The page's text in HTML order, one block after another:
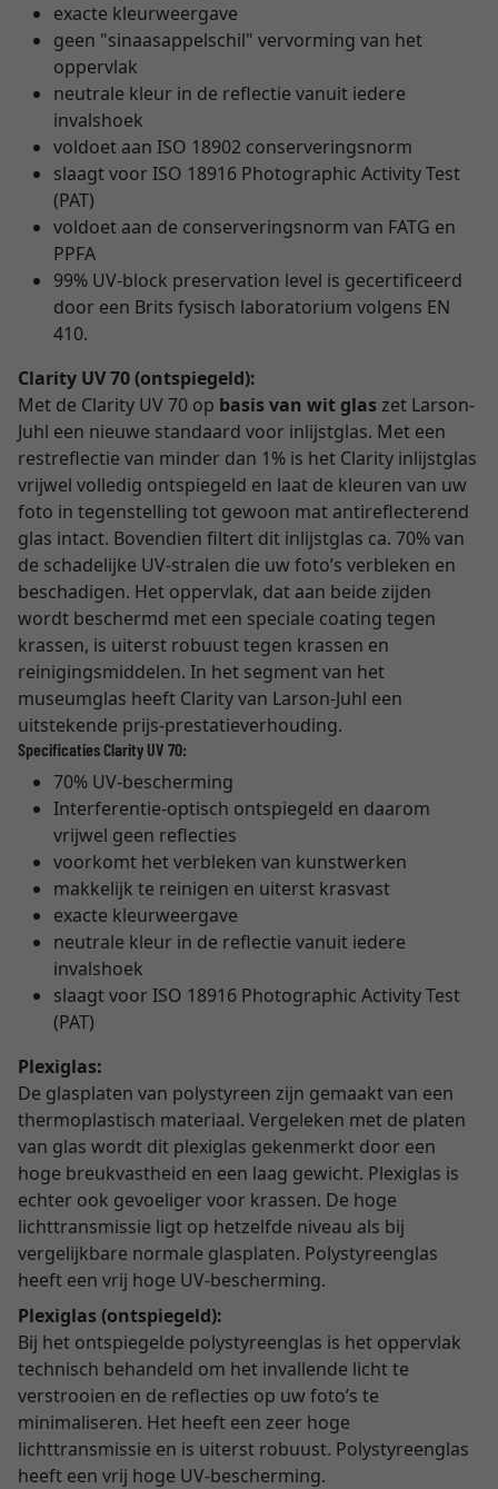
exacte kleurweergave
geen "sinaasappelschil" vervorming van het
oppervlak
neutrale kleur in de reflectie vanuit iedere
invalshoek
voldoet aan ISO 18902 conserveringsnorm
slaagt voor ISO 18916 Photographic Activity Test
(PAT)
voldoet aan de conserveringsnorm van FATG en
PPFA
99% UV-block preservation level is gecertificeerd
door een Brits fysisch laboratorium volgens EN
410.
Clarity UV 70 (ontspiegeld):
Met de Clarity UV 70 op basis van wit glaszet Larson-
Juhl een nieuwe standaard voor inlijstglas. Met een
restreflectie van minder dan 1% is het Clarity inlijstglas
vrijwel volledig ontspiegeld en laat de kleuren van uw
foto in tegenstelling tot gewoon mat antireflecterend
glas intact. Bovendien filtert dit inlijstglas ca. 70% van
de schadelijke UV-stralen die uw foto’s verbleken en
beschadigen. Het oppervlak, dat aan beide zijden
wordt beschermd met een speciale coating tegen
krassen, is uiterst robuust tegen krassen en
reinigingsmiddelen. In het segment van het
museumglas heeft Clarity van Larson-Juhl een
uitstekende prijs-prestatieverhouding.
Specificaties Clarity UV 70:
70% UV-bescherming
Interferentie-optisch ontspiegeld en daarom
vrijwel geen reflecties
voorkomt het verbleken van kunstwerken
makkelijk te reinigen en uiterst krasvast
exacte kleurweergave
neutrale kleur in de reflectie vanuit iedere
invalshoek
slaagt voor ISO 18916 Photographic Activity Test
(PAT)
Plexiglas:
De glasplaten van polystyreen zijn gemaakt van een
thermoplastisch materiaal. Vergeleken met de platen
van glas wordt dit plexiglas gekenmerkt door een
hoge breukvastheid en een laag gewicht. Plexiglas is
echter ook gevoeliger voor krassen. De hoge
lichttransmissie ligt op hetzelfde niveau als bij
vergelijkbare normale glasplaten. Polystyreenglas
heeft een vrij hoge UV-bescherming.
Plexiglas (ontspiegeld):
Bij het ontspiegelde polystyreenglas is het oppervlak
technisch behandeld om het invallende licht te
verstrooien en de reflecties op uw foto’s te
minimaliseren. Het heeft een zeer hoge
lichttransmissie en is uiterst robuust. Polystyreenglas
heeft een vrij hoge UV-bescherming.